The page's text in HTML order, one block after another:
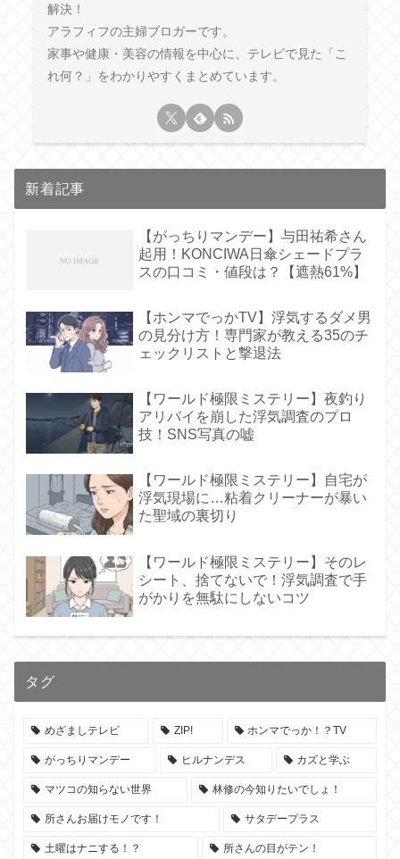
解決！
アラフィフの主婦ブロガーです。
家事や健康・美容の情報を中心に、テレビで見た「こ
れ何？」をわかりやすくまとめています。
新着記事
【がっちりマンデー】与田祐希さん
起用！KONCIWA日傘シェードプラ
スの口コミ・値段は？【遮熱61%】
【ホンマでっかTV】浮気するダメ男
の見分け方！専門家が教える35のチ
ェックリストと撃退法
【ワールド極限ミステリー】夜釣り
アリバイを崩した浮気調査のプロ
技！SNS写真の嘘
【ワールド極限ミステリー】自宅が
浮気現場に…粘着クリーナーが暴い
た聖域の裏切り
【ワールド極限ミステリー】そのレ
シート、捨てないで！浮気調査で手
がかりを無駄にしないコツ
タグ
めざましテレビ ZIP! ホンマでっか！？TV
がっちりマンデー ヒルナンデス カズと学ぶ
マツコの知らない世界 林修の今知りたいでしょ！
所さんお届けモノです！ サタデープラス
土曜はナニする！？ 所さんの目がテン！